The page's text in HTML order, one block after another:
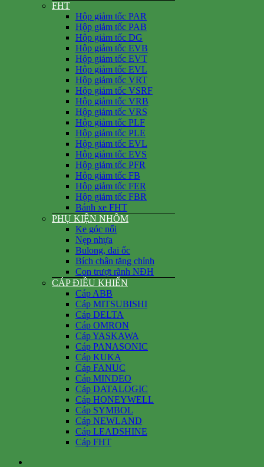
FHT
Hộp giảm tốc PAR
Hộp giảm tốc PAB
Hộp giảm tốc DG
Hộp giảm tốc EVB
Hộp giảm tốc EVT
Hộp giảm tốc EVL
Hộp giảm tốc VRT
Hộp giảm tốc VSRF
Hộp giảm tốc VRB
Hộp giảm tốc VRS
Hộp giảm tốc PLF
Hộp giảm tốc PLE
Hộp giảm tốc EVL
Hộp giảm tốc EVS
Hộp giảm tốc PFR
Hộp giảm tốc FB
Hộp giảm tốc FER
Hộp giảm tốc FBR
Bánh xe FHT
PHỤ KIỆN NHÔM
Ke góc nổi
Nẹp nhựa
Bulong, đai ốc
Bích chân tăng chỉnh
Con trượt rãnh NĐH
CÁP ĐIỀU KHIỂN
Cáp ABB
Cáp MITSUBISHI
Cáp DELTA
Cáp OMRON
Cáp YASKAWA
Cáp PANASONIC
Cáp KUKA
Cáp FANUC
Cáp MINDEO
Cáp DATALOGIC
Cáp HONEYWELL
Cáp SYMBOL
Cáp NEWLAND
Cáp LEADSHINE
Cáp FHT